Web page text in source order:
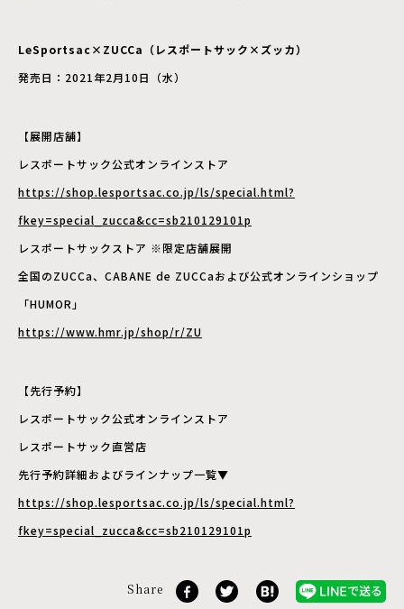
LeSportsac×ZUCCa（レスポートサック×ズッカ）
発売日：2021年2月10日（水）
【展開店舗】
レスポートサック公式オンラインストア
https://shop.lesportsac.co.jp/ls/special.html?
fkey=special_zucca&cc=sb210129101p
レスポートサックストア ※限定店舗展開
全国のZUCCa、CABANE de ZUCCaおよび公式オンラインショップ
「HUMOR」
https://www.hmr.jp/shop/r/ZU
【先行予約】
レスポートサック公式オンラインストア
レスポートサック直営店
先行予約詳細およびラインナップ一覧▼
https://shop.lesportsac.co.jp/ls/special.html?
fkey=special_zucca&cc=sb210129101p
Share